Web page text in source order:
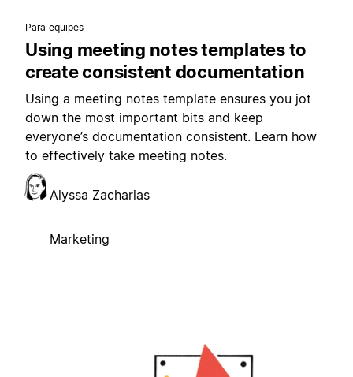
Para equipes
Using meeting notes templates to
create consistent documentation
Using a meeting notes template ensures you jot
down the most important bits and keep
everyone’s documentation consistent. Learn how
to effectively take meeting notes.
Alyssa Zacharias
Marketing